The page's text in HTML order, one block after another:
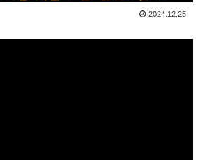
2024.12.25